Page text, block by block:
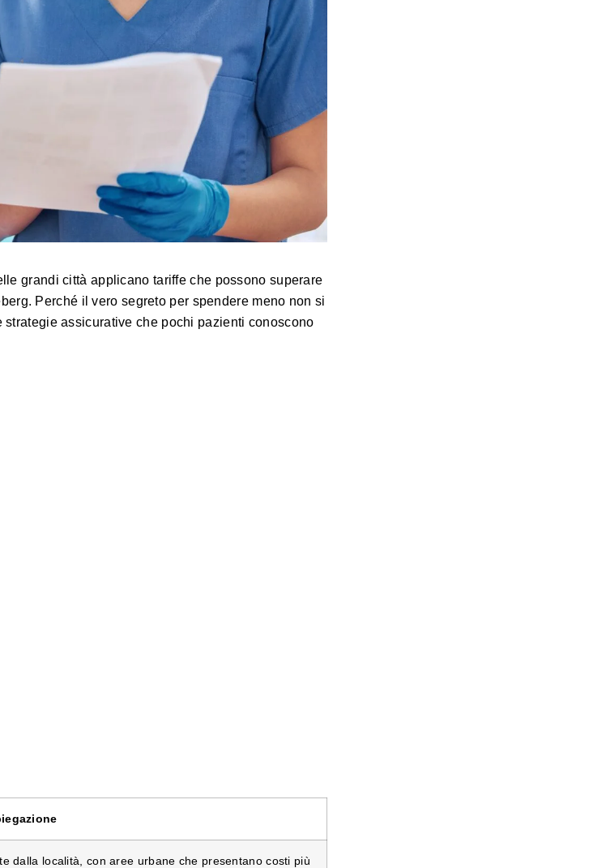
grandi città applicano tariffe che possono superare
Perché il vero segreto per spendere meno non si
assicurative che pochi pazienti conoscono
dalla località, con aree urbane che presentano costi più